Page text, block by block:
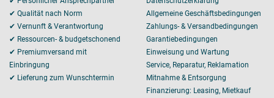
✔ Qualität nach Norm
✔ Vernunft & Verantwortung
✔ Ressourcen- & budgetschonend
✔ Premiumversand mit
Einbringung
✔ Lieferung zum Wunschtermin
Allgemeine Geschäftsbedingungen
Zahlungs- & Versandbedingungen
Garantiebedingungen
Einweisung und Wartung
Service, Reparatur, Reklamation
Mitnahme & Entsorgung
Finanzierung: Leasing, Mietkauf